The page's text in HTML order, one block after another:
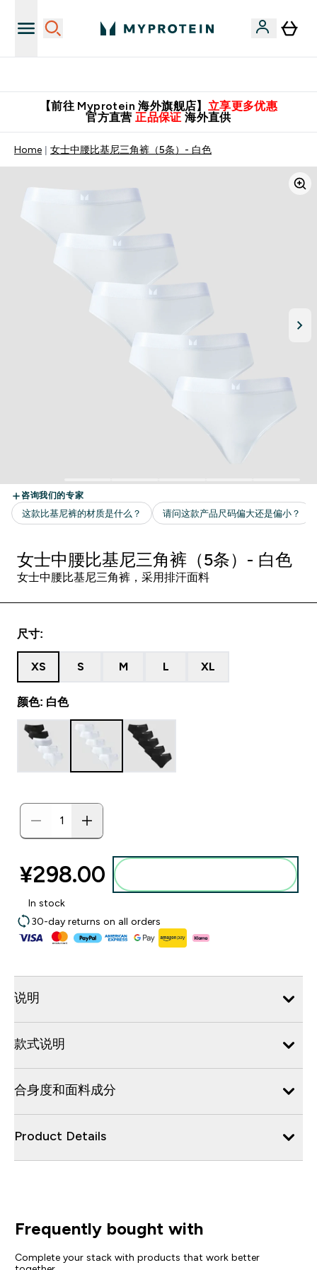
【前往 Myprotein 海外旗舰店】 立享更多优惠
官方直营 正品保证 海外直供
Home 女士中腰比基尼三角裤（5条）- 白色
女士中腰比基尼三角裤（5条）- 白色
女士中腰比基尼三角裤，采用排汗面料
尺寸:
XS S M L XL
颜色: 白色
¥298.00‎
In stock
30-day returns on all orders
说明
款式说明
合身度和面料成分
Product Details
Frequently bought with
Complete your stack with products that work better